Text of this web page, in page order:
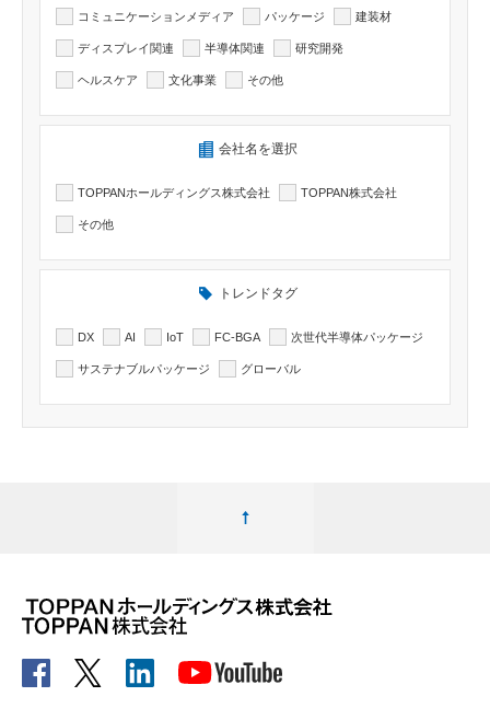
コミュニケーションメディア パッケージ 建装材
ディスプレイ関連 半導体関連 研究開発
ヘルスケア 文化事業 その他
検索したい記事の会社名を選択出来ます
会社名を選択
TOPPANホールディングス株式会社 TOPPAN株式会社
その他
トレンドタグ
DX AI IoT FC-BGA 次世代半導体パッケージ
サステナブルパッケージ グローバル